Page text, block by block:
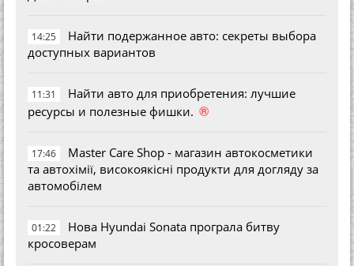
14:25
Найти подержанное авто: секреты выбора
доступных вариантов
11:31
Найти авто для приобретения: лучшие
ресурсы и полезные фишки. ®
17:46
Master Care Shop - магазин автокосметики
та автохімії, високоякісні продукти для догляду за
автомобілем
01:22
Нова Hyundai Sonata програла битву
кросоверам